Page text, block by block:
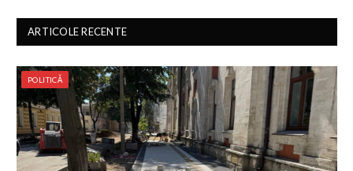
ARTICOLE RECENTE
POLITICĂ